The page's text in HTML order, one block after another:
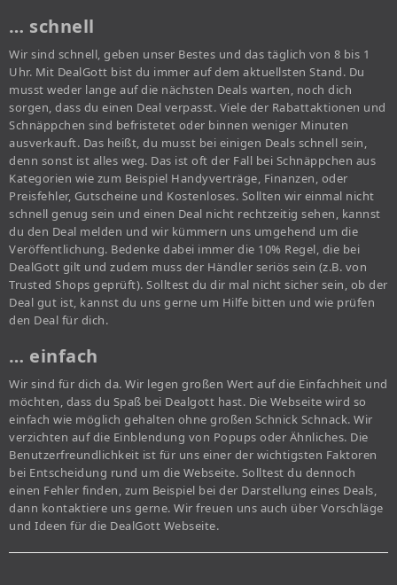
… schnell
Wir sind schnell, geben unser Bestes und das täglich von 8 bis 1
Uhr. Mit DealGott bist du immer auf dem aktuellsten Stand. Du
musst weder lange auf die nächsten Deals warten, noch dich
sorgen, dass du einen Deal verpasst. Viele der Rabattaktionen und
Schnäppchen sind befristetet oder binnen weniger Minuten
ausverkauft. Das heißt, du musst bei einigen Deals schnell sein,
denn sonst ist alles weg. Das ist oft der Fall bei Schnäppchen aus
Kategorien wie zum Beispiel Handyverträge, Finanzen, oder
Preisfehler, Gutscheine und Kostenloses. Sollten wir einmal nicht
schnell genug sein und einen Deal nicht rechtzeitig sehen, kannst
du den Deal melden und wir kümmern uns umgehend um die
Veröffentlichung. Bedenke dabei immer die 10% Regel, die bei
DealGott gilt und zudem muss der Händler seriös sein (z.B. von
Trusted Shops geprüft). Solltest du dir mal nicht sicher sein, ob der
Deal gut ist, kannst du uns gerne um Hilfe bitten und wie prüfen
den Deal für dich.
… einfach
Wir sind für dich da. Wir legen großen Wert auf die Einfachheit und
möchten, dass du Spaß bei Dealgott hast. Die Webseite wird so
einfach wie möglich gehalten ohne großen Schnick Schnack. Wir
verzichten auf die Einblendung von Popups oder Ähnliches. Die
Benutzerfreundlichkeit ist für uns einer der wichtigsten Faktoren
bei Entscheidung rund um die Webseite. Solltest du dennoch
einen Fehler finden, zum Beispiel bei der Darstellung eines Deals,
dann kontaktiere uns gerne. Wir freuen uns auch über Vorschläge
und Ideen für die DealGott Webseite.